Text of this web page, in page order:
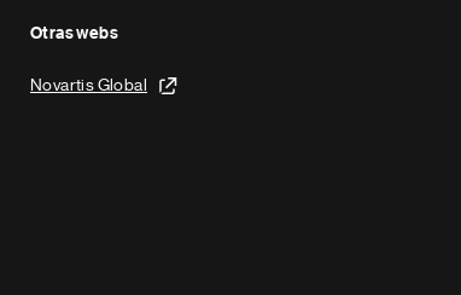
Otras webs
Novartis Global